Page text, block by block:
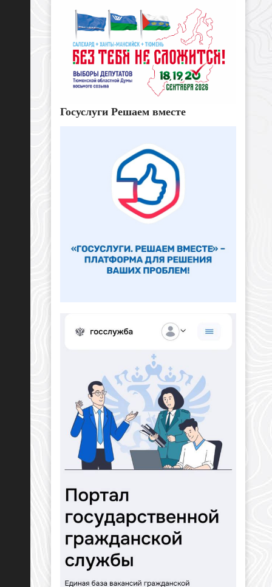
Госуслуги Решаем вместе